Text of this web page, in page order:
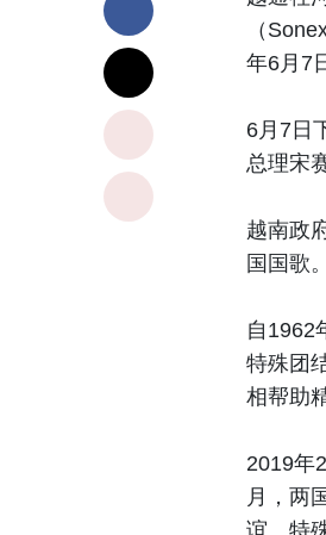
（
年6月7
6月7日
总理宋
越南政
国国歌
自1962
特殊团
相帮助
2019年
月，两
谊、特